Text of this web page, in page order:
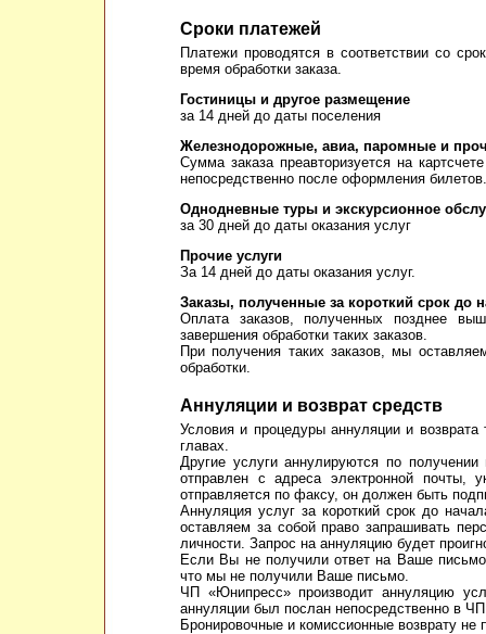
Сроки платежей
Платежи проводятся в соответствии со
время обработки заказа.
Гостиницы и другое размещение
за 14 дней до даты поселения
Железнодорожные, авиа, паромные и
Сумма заказа преавторизуется на
непосредственно после оформления билетов.
Однодневные туры и экскурсионное
за 30 дней до даты оказания услуг
Прочие услуги
За 14 дней до даты оказания услуг.
Заказы, полученные за короткий срок до
Оплата заказов, полученных позднее
завершения обработки таких заказов.
При получения таких заказов, мы
обработки.
Аннуляции и возврат средств
Условия и процедуры аннуляции и
главах.
Другие услуги аннулируются по
отправлен с адреса электронной почты,
отправляется по факсу, он должен быть
Аннуляция услуг за короткий срок до
оставляем за собой право запрашивать
личности. Запрос на аннуляцию будет
Если Вы не получили ответ на Ваше письмо
что мы не получили Ваше письмо.
ЧП «Юнипресс» производит аннуляцию
аннуляции был послан непосредственно в
Бронировочные и комиссионные возврату не